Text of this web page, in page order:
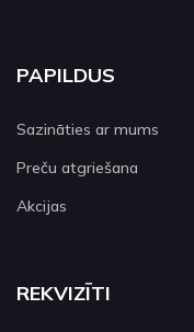
PAPILDUS
Sazināties ar mums
Preču atgriešana
Akcijas
REKVIZĪTI